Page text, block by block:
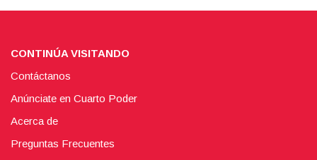
CONTINÚA VISITANDO
Contáctanos
Anúnciate en Cuarto Poder
Acerca de
Preguntas Frecuentes